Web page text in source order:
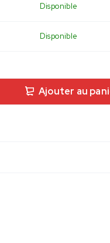
Disponible
Disponible
Ajouter au